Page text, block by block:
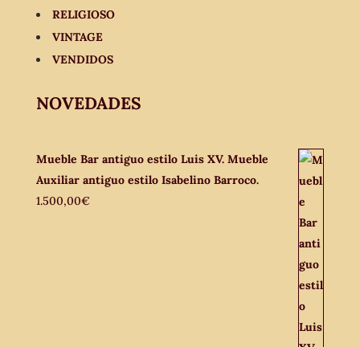
RELIGIOSO
VINTAGE
VENDIDOS
NOVEDADES
Mueble Bar antiguo estilo Luis XV. Mueble
Auxiliar antiguo estilo Isabelino Barroco.
1.500,00€